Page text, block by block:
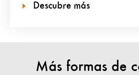
Descubre más
Más formas de